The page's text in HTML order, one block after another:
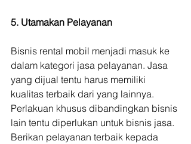
5. Utamakan Pelayanan
Bisnis rental mobil menjadi masuk ke
dalam kategori jasa pelayanan. Jasa
yang dijual tentu harus memiliki
kualitas terbaik dari yang lainnya.
Perlakuan khusus dibandingkan bisnis
lain tentu diperlukan untuk bisnis jasa.
Berikan pelayanan terbaik kepada